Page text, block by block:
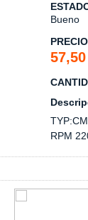
Bueno
PRECIO
RPM